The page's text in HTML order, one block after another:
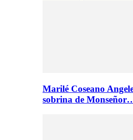
Marilé Coseano
sobrina de